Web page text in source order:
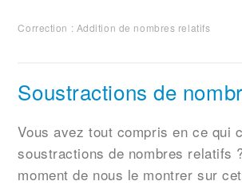
Correction : Addition de nombres relatifs
Soustractions de
Vous avez tout compris en ce qui
soustractions de nombres relatifs
moment de nous le montrer sur